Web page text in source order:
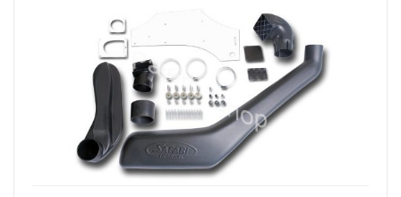
меньшей глубине, достаточно поднять волну. А кроме
того не известно какие ямы могут быть даже в самом
невинном броде. В большинстве случаев попадание
воды в цилиндры работающего двигателя - фатально.
Вода, как известно, в отличие от воздуха несжимаема,
соответственно гнутся шатуны, "поднимаются"
головки моторов, ломаются коленвалы.